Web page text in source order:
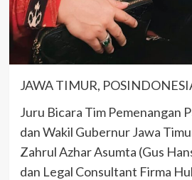
JAWA TIMUR,
Juru Bicara Tim Pemenangan
dan Wakil Gubernur Jawa
Zahrul Azhar Asumta (Gus
dan Legal Consultant Firma